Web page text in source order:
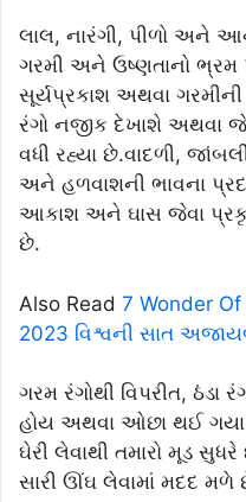
લાલ, નારંગી, પીળો અને
ગરમી અને ઉષ્ણતાનો
સૂર્યપ્રકાશ અથવા
રંગો નજીક દેખાશે અથવા
વધી રહ્યા છે.વાદળી,
અને હળવાશની ભાવના
આકાશ અને ઘાસ જેવા
છે.
Also Read 7 Wonder
2023 વિશ્વની સાત
ગરમ રંગોથી વિપરીત,
હોય અથવા ઓછા થઈ ગયા
ઘેરી લેવાથી તમારો મૂડ
સારી ઊંઘ લેવામાં મદદ મળે